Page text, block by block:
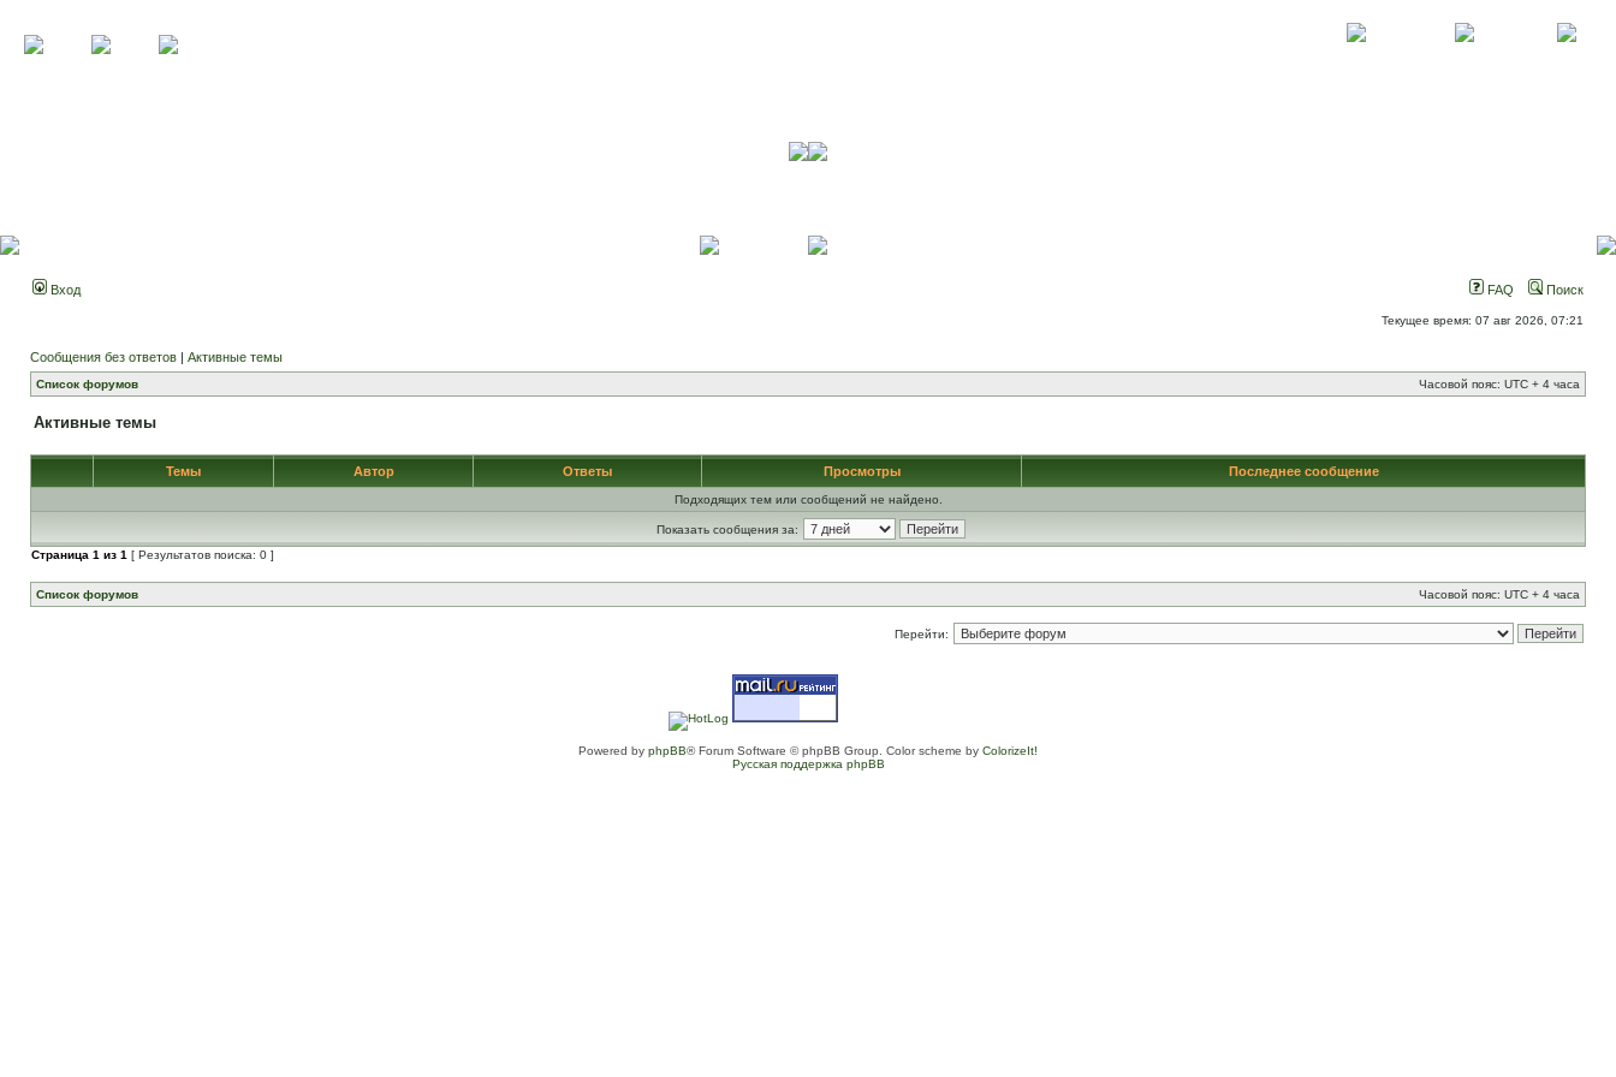
Вход FAQ Поиск
Текущее время: 07 авг 2026, 07:21
Сообщения без ответов | Активные темы
Список форумов Часовой пояс: UTC + 4 часа
Активные темы
Темы Автор Ответы Просмотры Последнее сообщение
Подходящих тем или сообщений не найдено.
Показать сообщения за:
Страница 1 из 1 [ Результатов поиска: 0 ]
Список форумов Часовой пояс: UTC + 4 часа
Перейти:
Powered by phpBB® Forum Software © phpBB Group. Color scheme by ColorizeIt!
Русская поддержка phpBB